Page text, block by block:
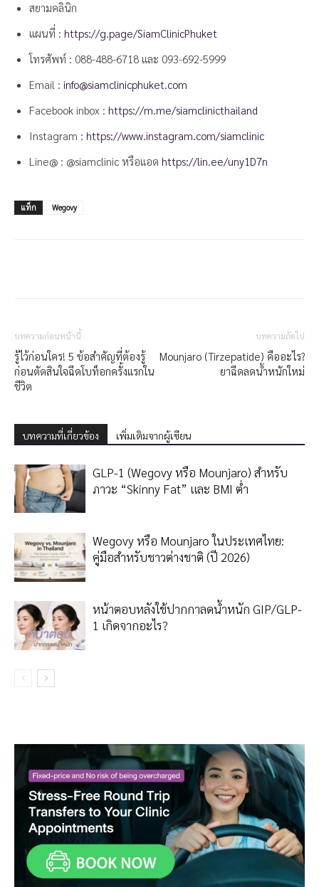
สยามคลินิก
แผนที่ : https://g.page/SiamClinicPhuket
โทรศัพท์ : 088-488-6718 และ 093-692-5999
Email : info@siamclinicphuket.com
Facebook inbox : https://m.me/siamclinicthailand
Instagram : https://www.instagram.com/siamclinic
Line@ : @siamclinic หรือแอด https://lin.ee/uny1D7n
แท็ก Wegovy
บทความก่อนหน้านี้
รู้ไว้ก่อนใคร! 5 ข้อสำคัญที่ต้องรู้
ก่อนตัดสินใจฉีดโบท็อกครั้งแรกใน
ชีวิต
บทความถัดไป
Mounjaro (Tirzepatide) คืออะไร?
ยาฉีดลดน้ำหนักใหม่
บทความที่เกี่ยวข้อง เพิ่มเติมจากผู้เขียน
GLP-1 (Wegovy หรือ Mounjaro) สำหรับ
ภาวะ “Skinny Fat” และ BMI ต่ำ
Wegovy หรือ Mounjaro ในประเทศไทย:
คู่มือสำหรับชาวต่างชาติ (ปี 2026)
หน้าตอบหลังใช้ปากกาลดน้ำหนัก GIP/GLP-
1 เกิดจากอะไร?